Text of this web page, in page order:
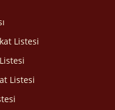
Listesi
Listesi